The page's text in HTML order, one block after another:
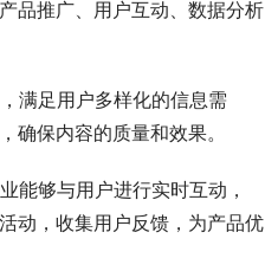
品推广、用户互动、数据分析
满足用户多样化的信息需
保内容的质量和效果。
能够与用户进行实时互动，
动，收集用户反馈，为产品优